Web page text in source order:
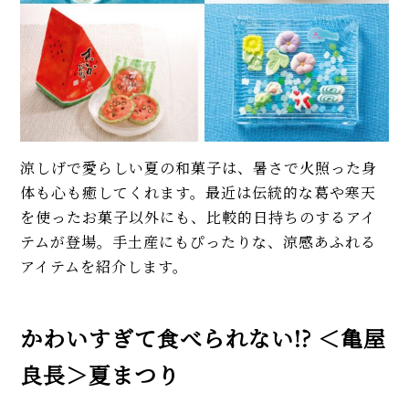
涼しげで愛らしい夏の和菓子は、暑さで火照った身
体も心も癒してくれます。最近は伝統的な葛や寒天
を使ったお菓子以外にも、比較的日持ちのするアイ
テムが登場。手土産にもぴったりな、涼感あふれる
アイテムを紹介します。
かわいすぎて食べられない!? ＜亀屋
良長＞夏まつり